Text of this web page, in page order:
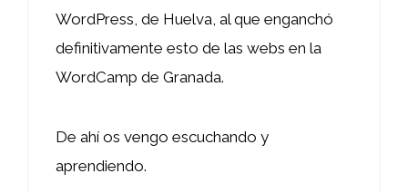
WordPress, de Huelva, al que enganchó
definitivamente esto de las webs en la
WordCamp de Granada.
De ahí os vengo escuchando y
aprendiendo.